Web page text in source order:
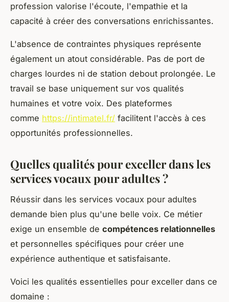
profession valorise l'écoute, l'empathie et la
capacité à créer des conversations enrichissantes.
L'absence de contraintes physiques représente
également un atout considérable. Pas de port de
charges lourdes ni de station debout prolongée. Le
travail se base uniquement sur vos qualités
humaines et votre voix. Des plateformes
comme https://intimatel.fr/ facilitent l'accès à ces
opportunités professionnelles.
Quelles qualités pour exceller dans les
services vocaux pour adultes ?
Réussir dans les services vocaux pour adultes
demande bien plus qu'une belle voix. Ce métier
exige un ensemble de compétences relationnelles
et personnelles spécifiques pour créer une
expérience authentique et satisfaisante.
Voici les qualités essentielles pour exceller dans ce
domaine :